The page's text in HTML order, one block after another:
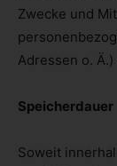
Zwecke und
Adressen o.
Speicherdauer
Soweit